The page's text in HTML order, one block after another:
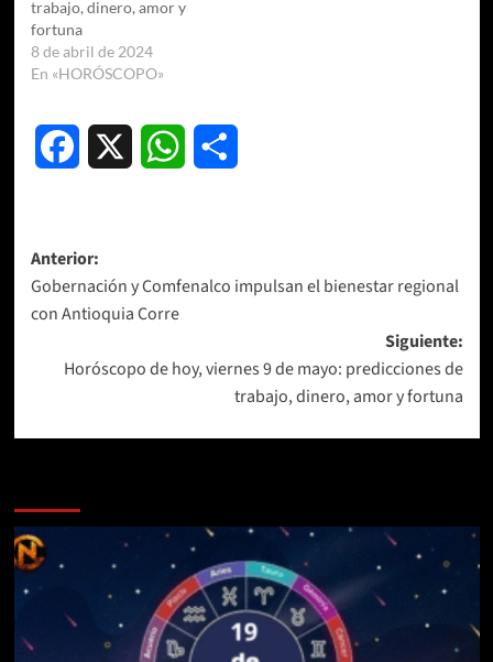
trabajo, dinero, amor y
fortuna
8 de abril de 2024
En «HORÓSCOPO»
Facebook WhatsApp
Navegación
de
entradas
Anterior:
Gobernación y Comfenalco impulsan el bienestar regional
con Antioquia Corre
Siguiente:
Horóscopo de hoy, viernes 9 de mayo: predicciones de
trabajo, dinero, amor y fortuna